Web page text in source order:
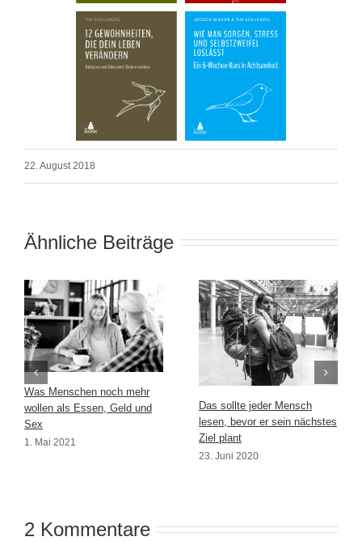
22. August 2018
Ähnliche Beiträge
Was Menschen noch mehr
wollen als Essen, Geld und
Sex
1. Mai 2021
Das sollte jeder Mensch
lesen, bevor er sein nächstes
Ziel plant
23. Juni 2020
2 Kommentare